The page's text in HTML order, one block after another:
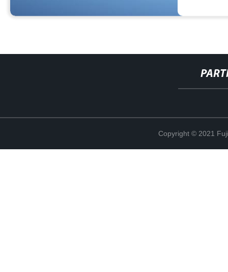
Copyright © 2021